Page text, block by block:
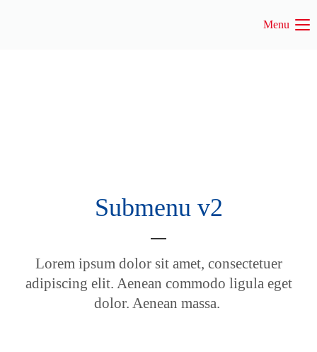
Anmelden
Support
Lorem ipsum dolor sit amet:
Menu
Submenu v2
Lorem ipsum dolor sit amet, consectetuer
adipiscing elit. Aenean commodo ligula eget
dolor. Aenean massa.